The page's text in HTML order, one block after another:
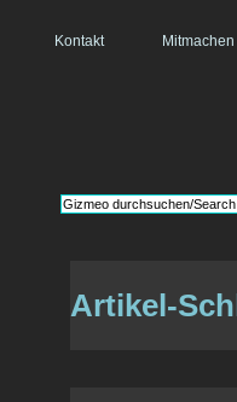
Kontakt Mitmachen
Artikel-